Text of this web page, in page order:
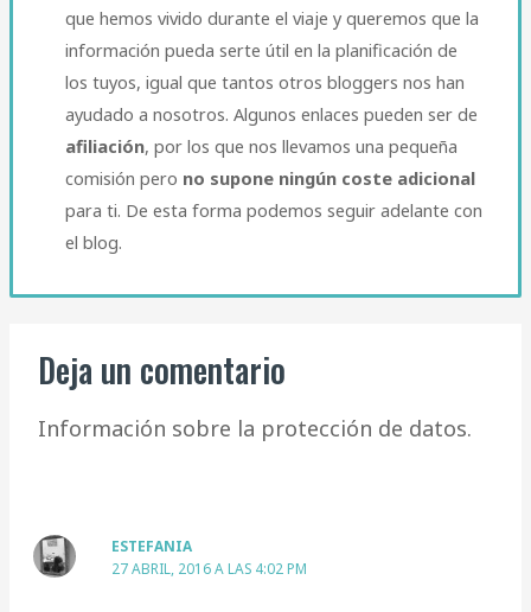
que hemos vivido durante el viaje y queremos que la
información pueda serte útil en la planificación de
los tuyos, igual que tantos otros bloggers nos han
ayudado a nosotros. Algunos enlaces pueden ser de
afiliación, por los que nos llevamos una pequeña
comisión pero no supone ningún coste adicional
para ti. De esta forma podemos seguir adelante con
el blog.​
Deja un comentario
Información sobre la protección de datos.
ESTEFANIA
27 ABRIL, 2016 A LAS 4:02 PM